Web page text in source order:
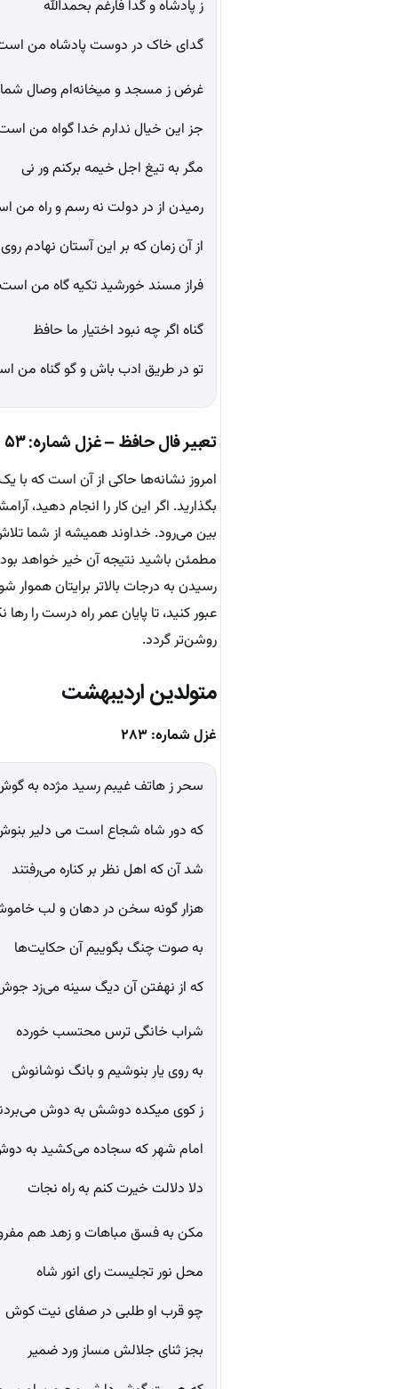
ز پادشاه و گدا فارغم بحمدالله
گدای خاک در دوست پادشاه من
غرض ز مسجد و میخانه‌ام وصال
جز این خیال ندارم خدا گواه من
مگر به تیغ اجل خیمه برکنم ور نی
رمیدن از در دولت نه رسم و راه من
از آن زمان که بر این آستان نهادم روی
فراز مسند خورشید تکیه گاه من است
گناه اگر چه نبود اختیار ما حافظ
تو در طریق ادب باش و گو گناه من
تعبیر فال حافظ – غزل شماره: ۵۳
امروز نشانه‌ها حاکی از آن است که با
بگذارید. اگر این کار را انجام
بین می‌رود. خداوند همیشه از شما
مطمئن باشید نتیجه آن خیر خواهد بود.
رسیدن به درجات بالاتر برایتان
عبور کنید، تا پایان عمر راه درست را
روشن‌تر گردد.
متولدین اردیبهشت
غزل شماره: ۲۸۳
سحر ز هاتف غیبم رسید مژده به
که دور شاه شجاع است می دلیر
شد آن که اهل نظر بر کناره می‌رفتند
هزار گونه سخن در دهان و لب
به صوت چنگ بگوییم آن حکایت‌ها
که از نهفتن آن دیگ سینه می‌زد
شراب خانگی ترس محتسب خورده
به روی یار بنوشیم و بانگ نوشانوش
ز کوی میکده دوشش به دوش
امام شهر که سجاده می‌کشید به
دلا دلالت خیرت کنم به راه نجات
مکن به فسق مباهات و زهد هم
محل نور تجلیست رای انور شاه
چو قرب او طلبی در صفای نیت کوش
بجز ثنای جلالش مساز ورد ضمیر